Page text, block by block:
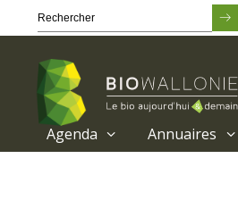
Agenda Annuaires